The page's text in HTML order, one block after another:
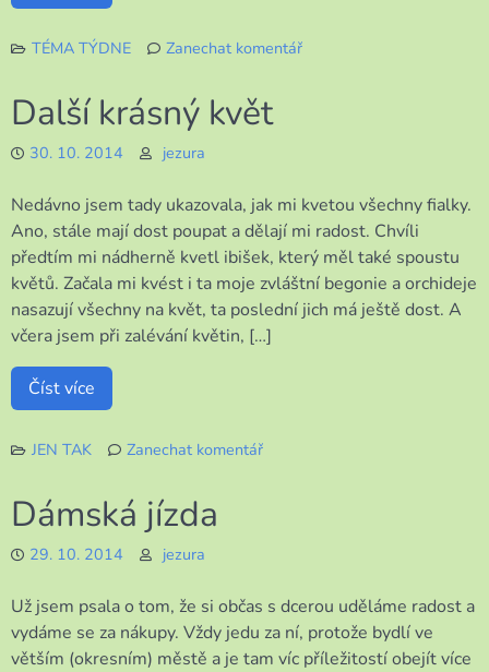
TÉMA TÝDNE
Zanechat komentář
Další krásný květ
30. 10. 2014 jezura
Nedávno jsem tady ukazovala, jak mi kvetou všechny fialky.
Ano, stále mají dost poupat a dělají mi radost. Chvíli
předtím mi nádherně kvetl ibišek, který měl také spoustu
květů. Začala mi kvést i ta moje zvláštní begonie a orchideje
nasazují všechny na květ, ta poslední jich má ještě dost. A
včera jsem při zalévání květin, […]
Číst více
JEN TAK
Zanechat komentář
Dámská jízda
29. 10. 2014 jezura
Už jsem psala o tom, že si občas s dcerou uděláme radost a
vydáme se za nákupy. Vždy jedu za ní, protože bydlí ve
větším (okresním) městě a je tam víc příležitostí obejít více